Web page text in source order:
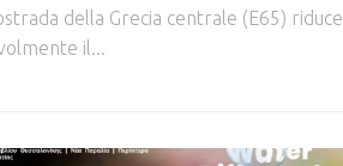
della Grecia centrale (E65) riduce
il...